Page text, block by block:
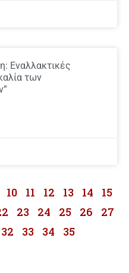
Εναλλακτικές
των
10 11 12 13 14
15
23 24 25 26
27
32 33 34 35